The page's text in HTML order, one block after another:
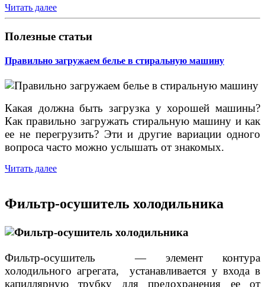
Читать далее
Полезные статьи
Правильно загружаем белье в стиральную машину
Какая должна быть загрузка у хорошей машины?
Как правильно загружать стиральную машину и как
ее не перегрузить? Эти и другие вариации одного
вопроса часто можно услышать от знакомых.
Читать далее
Фильтр-осушитель холодильника
Фильтр-осушитель — элемент контура
холодильного агрегата, устанавливается у входа в
капиллярную трубку для предохранения ее от